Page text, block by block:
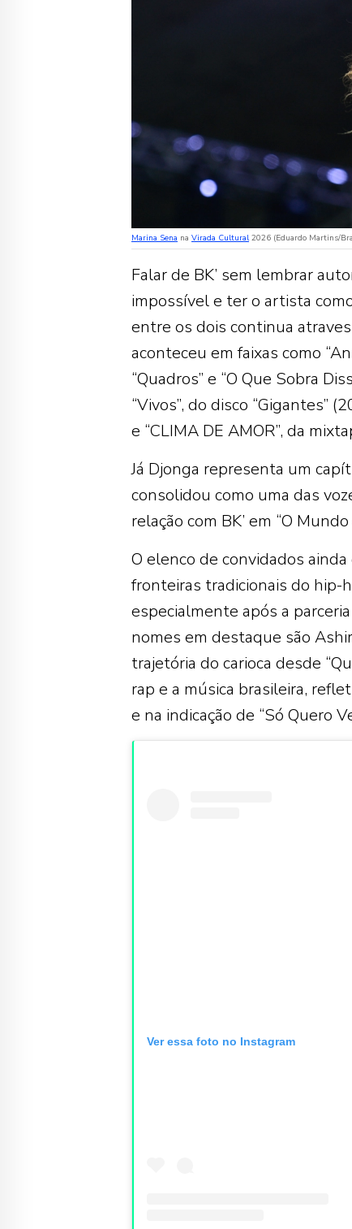
Marina Sena na Virada Cultural2026 (Eduardo Martins/
Falar de BK’ sem lembrar
impossível e ter o artista
entre os dois continua
aconteceu em faixas como
“Quadros” e “O Que Sobra
“Vivos”, do disco “Gigantes”
e “CLIMA DE AMOR”, da
Já Djonga representa um
consolidou como uma das
relação com BK’ em “O
O elenco de convidados
fronteiras tradicionais do hip-
especialmente após a
nomes em destaque são
trajetória do carioca desde
rap e a música brasileira,
e na indicação de “Só Quero
Ver essa foto no Instagram